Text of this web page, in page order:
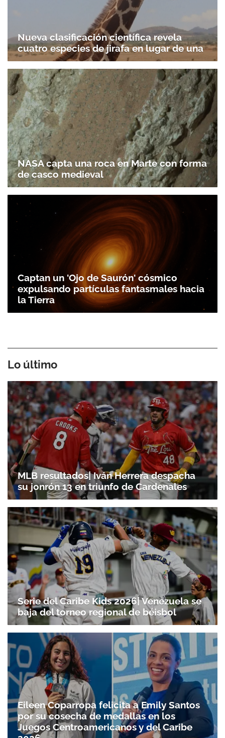
Nueva clasificación científica revela
cuatro especies de jirafa en lugar de una
NASA capta una roca en Marte con forma
de casco medieval
Captan un 'Ojo de Saurón' cósmico
expulsando partículas fantasmales hacia
la Tierra
Lo último
MLB resultados| Iván Herrera despacha
su jonrón 13 en triunfo de Cardenales
Serie del Caribe Kids 2026| Venezuela se
baja del torneo regional de béisbol
Eileen Coparropa felicita a Emily Santos
por su cosecha de medallas en los
Juegos Centroamericanos y del Caribe